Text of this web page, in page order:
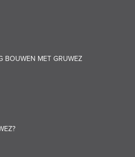
BOUWEN MET GRUWEZ